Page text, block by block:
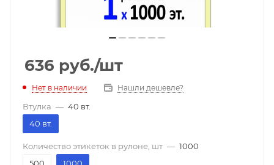
636 руб./шт
Нет в наличии Нашли дешевле?
Втулка — 40 вт.
40 вт.
Количество этикеток в рулоне, шт — 1000
500
1000